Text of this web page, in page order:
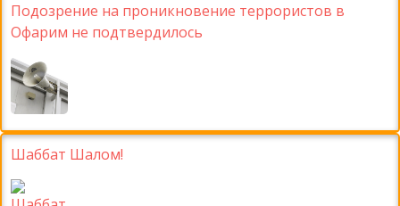
Подозрение на проникновение террористов в
Офарим не подтвердилось
Шаббат Шалом!